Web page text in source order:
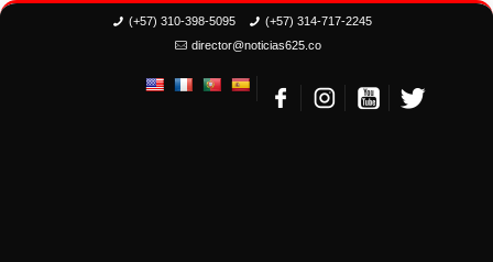
(+57) 310-398-5095
(+57) 314-717-2245
director@noticias625.co